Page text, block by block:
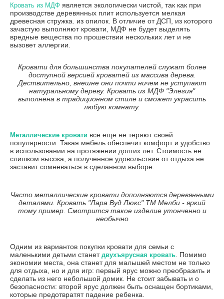
Кровать из МДФ является экологически чистой, так как при
производстве деревянных плит используется мелкая
древесная стружка. из опилок. В отличие от ДСП, из которого
зачастую выполняют кровати, МДФ не будет выделять
вредные вещества по прошествии нескольких лет и не
вызовет аллергии.
Кровати для большинства покупателей служат более
доступной версией кроватей из массива дерева.
Дествительно, внешне они почти ничем не уступают
натуральному дереву. Кровать из МДФ "Элегия"
выполнена в традиционном стиле и сможет украсить
любую комнату.
Металлические кровати все еще не теряют своей
популярности. Такая мебель обеспечит комфорт и удобство
в использовании на протяжении долгих лет. Стоимость не
слишком высока, а полученное удовольствие от отдыха не
заставит сомневаться в сделанном выборе.
Часто металлические кровати дополняются деревянными
деталями. Кровать "Лара Вуд Люкс" ТМ Мелби - яркий
тому пример. Смотрится такое изделие утонченно и
необычно
Одним из вариантов покупки кровати для семьи с
маленькими детьми станет двухъярусная кровать . Помимо
экономии места, она станет для малышей местом не только
для отдыха, но и для игр: первый ярус можно преобразить и
сделать из него небольшой домик. Не стоит забывать и о
безопасности: второй ярус должен быть оснащен бортиками,
которые предотвратят падение ребенка.